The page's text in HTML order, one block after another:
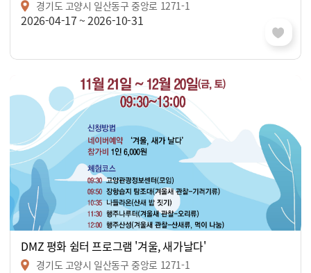
경기도 고양시 일산동구 중앙로 1271-1
2026-04-17 ~ 2026-10-31
DMZ 평화 쉼터 프로그램 '겨울, 새가날다'
경기도 고양시 일산동구 중앙로 1271-1